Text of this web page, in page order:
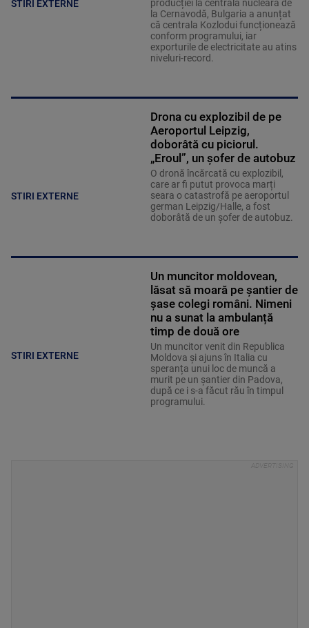
STIRI EXTERNE
producției la centrala nucleară de
la Cernavodă, Bulgaria a anunțat
că centrala Kozlodui funcționează
conform programului, iar
exporturile de electricitate au atins
niveluri-record.
STIRI EXTERNE
Drona cu explozibil de pe
Aeroportul Leipzig,
doborâtă cu piciorul.
„Eroul”, un șofer de autobuz
O dronă încărcată cu explozibil,
care ar fi putut provoca marți
seara o catastrofă pe aeroportul
german Leipzig/Halle, a fost
doborâtă de un șofer de autobuz.
STIRI EXTERNE
Un muncitor moldovean,
lăsat să moară pe șantier de
șase colegi români. Nimeni
nu a sunat la ambulanță
timp de două ore
Un muncitor venit din Republica
Moldova și ajuns în Italia cu
speranța unui loc de muncă a
murit pe un șantier din Padova,
după ce i s-a făcut rău în timpul
programului.